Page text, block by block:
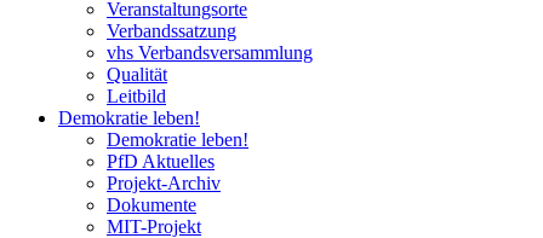
Veranstaltungsorte
Verbandssatzung
vhs Verbandsversammlung
Qualität
Leitbild
Demokratie leben!
Demokratie leben!
PfD Aktuelles
Projekt-Archiv
Dokumente
MIT-Projekt